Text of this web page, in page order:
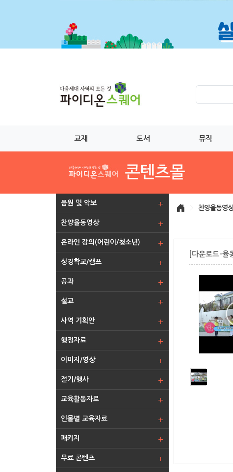
교재 도서 뮤직
음원 및 악보
찬양율동영상
온라인 강의(어린이/청소년)
성경학교/캠프
공과
설교
사역 기획안
행정자료
이미지/영상
절기/행사
교육활동자료
인물별 교육자료
패키지
무료 콘텐츠
찬양율동영상
[다운로드-